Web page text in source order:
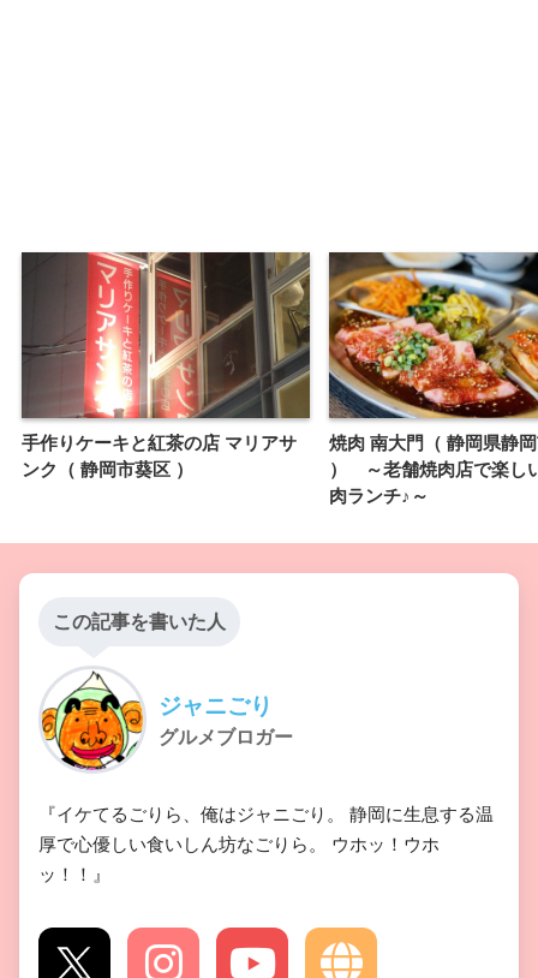
手作りケーキと紅茶の店 マリアサ
ンク（ 静岡市葵区 ）
焼肉 南大門（ 静岡県静
） ～老舗焼肉店で楽し
肉ランチ♪～
この記事を書いた人
ジャニごり
グルメブロガー
『イケてるごりら、俺はジャニごり。 静岡に生息する温
厚で心優しい食いしん坊なごりら。 ウホッ！ウホ
ッ！！』